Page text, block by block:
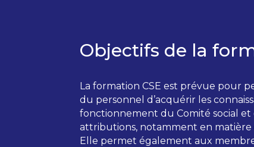
Objectifs de la
La formation CSE est prévue pour
du personnel d’acquérir les
fonctionnement du Comité social et
attributions, notamment en
Elle permet également aux